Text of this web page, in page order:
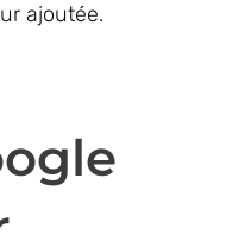
ajoutée.